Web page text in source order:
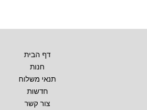
דף הבית
חנות
תנאי משלוח
חדשות
צור קשר